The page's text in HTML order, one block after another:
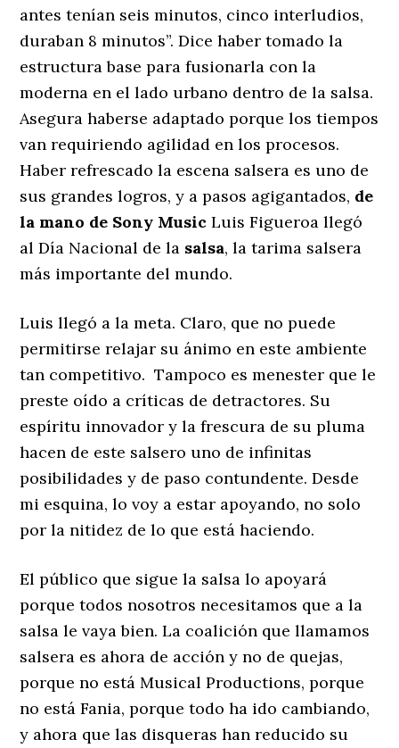
antes tenían seis minutos, cinco interludios,
duraban 8 minutos”. Dice haber tomado la
estructura base para fusionarla con la
moderna en el lado urbano dentro de la salsa.
Asegura haberse adaptado porque los tiempos
van requiriendo agilidad en los procesos.
Haber refrescado la escena salsera es uno de
sus grandes logros, y a pasos agigantados, de
la mano de Sony Music Luis Figueroa llegó
al Día Nacional de la salsa, la tarima salsera
más importante del mundo.
Luis llegó a la meta. Claro, que no puede
permitirse relajar su ánimo en este ambiente
tan competitivo. Tampoco es menester que le
preste oído a críticas de detractores. Su
espíritu innovador y la frescura de su pluma
hacen de este salsero uno de infinitas
posibilidades y de paso contundente. Desde
mi esquina, lo voy a estar apoyando, no solo
por la nitidez de lo que está haciendo.
El público que sigue la salsa lo apoyará
porque todos nosotros necesitamos que a la
salsa le vaya bien. La coalición que llamamos
salsera es ahora de acción y no de quejas,
porque no está Musical Productions, porque
no está Fania, porque todo ha ido cambiando,
y ahora que las disqueras han reducido su